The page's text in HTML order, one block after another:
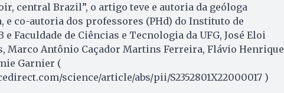
central Brazil”, o artigo teve e autoria da geóloga
e co-autoria dos professores (PHd) do Instituto de
e Faculdade de Ciências e Tecnologia da UFG, José Eloi
Marco Antônio Caçador Martins Ferreira, Flávio Henrique
Garnier (
science/article/abs/pii/S2352801X22000017 )